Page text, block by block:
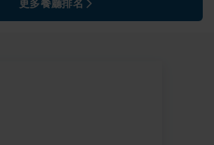
更多餐廳排名